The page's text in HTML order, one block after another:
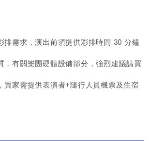
間可穿插其他活動流程，歌曲多為專輯歌
排需求，演出前須提供彩排時間 30 分鐘
，有關樂團硬體設備部分，強烈建議請買
買家需提供表演者+隨行人員機票及住宿